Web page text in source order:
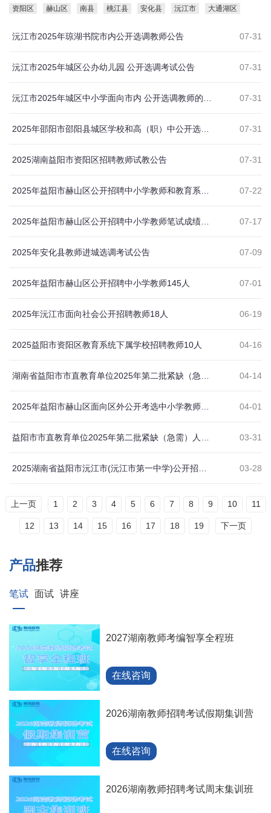
资阳区 赫山区 南县 桃江县 安化县 沅江市 大通湖区
07-31
沅江市2025年琼湖书院市内公开选调教师公告
07-31
沅江市2025年城区公办幼儿园 公开选调考试公告
07-31
07-31
07-31
2025湖南益阳市资阳区招聘教师试教公告
07-22
07-17
07-09
2025年安化县教师进城选调考试公告
07-01
2025年益阳市赫山区公开招聘中小学教师145人
06-19
2025年沅江市面向社会公开招聘教师18人
04-16
2025益阳市资阳区教育系统下属学校招聘教师10人
04-14
04-01
03-31
03-28
上一页 1 2 3 4 5 6 7 8 9 10 11
12 13 14 15 16 17 18 19 下一页
产品推荐
笔试 面试 讲座
2027湖南教师考编智享全程班
在线咨询
2026湖南教师招聘考试假期集训营
在线咨询
2026湖南教师招聘考试周末集训班